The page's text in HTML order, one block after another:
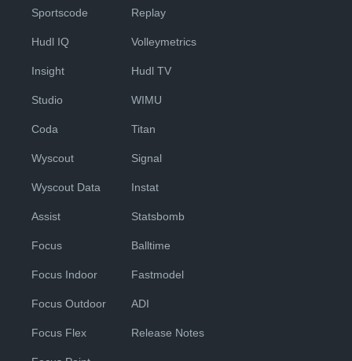
Sportscode
Hudl IQ
Insight
Studio
Coda
Wyscout
Wyscout Data
Assist
Focus
Focus Indoor
Focus Outdoor
Focus Flex
Replay
Volleymetrics
Hudl TV
WIMU
Titan
Signal
Instat
Statsbomb
Balltime
Fastmodel
ADI
Release Notes